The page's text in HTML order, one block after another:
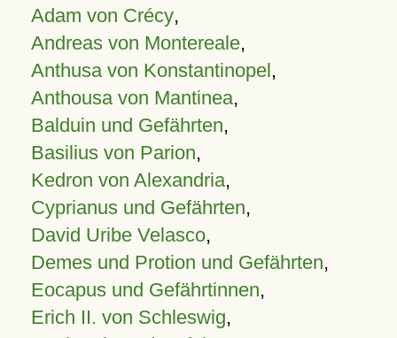
Adam von Crécy,
Andreas von Montereale,
Anthusa von Konstantinopel,
Anthousa von Mantinea,
Balduin und Gefährten,
Basilius von Parion,
Kedron von Alexandria,
Cyprianus und Gefährten,
David Uribe Velasco,
Demes und Protion und Gefährten,
Eocapus und Gefährtinnen,
Erich II. von Schleswig,